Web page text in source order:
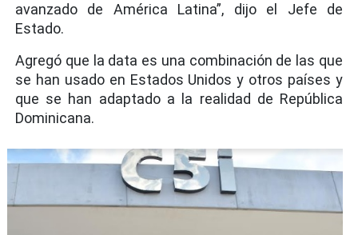
avanzado de América Latina”, dijo el Jefe de
Estado.
Agregó que la data es una combinación de las que
se han usado en Estados Unidos y otros países y
que se han adaptado a la realidad de República
Dominicana.